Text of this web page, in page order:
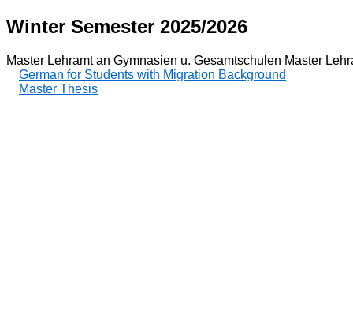
Winter Semester 2025/2026
Master Lehramt an Gymnasien u. Gesamtschulen Master
German for Students with Migration Background
Master Thesis